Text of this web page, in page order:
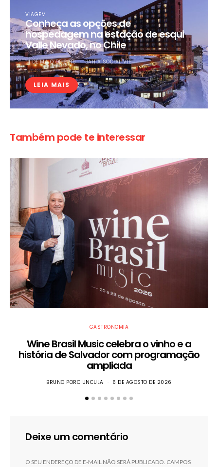
VIAGEM
Conheça as opções de
hospedagem na estação de esqui
Valle Nevado, no Chile
14 DE MAIO DE 2019 BAHIA SOCIAL VIP
LEIA MAIS
Também pode te interessar
GASTRONOMIA
Wine Brasil Music celebra o vinho e a
história de Salvador com programação
ampliada
BRUNO PORCIUNCULA 6 DE AGOSTO DE 2026
Deixe um comentário
O SEU ENDEREÇO DE E-MAIL NÃO SERÁ PUBLICADO. CAMPOS